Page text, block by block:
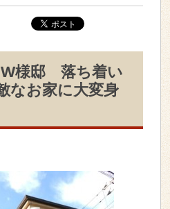
W様邸 落ち着い
なお家に大変身